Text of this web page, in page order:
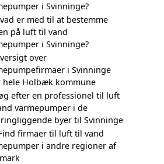
i Svinninge?
er med til at bestemme
på luft til vand
i Svinninge?
over
i Svinninge
hele Holbæk kommune
efter en professionel til luft
varmepumper i de
byer til Svinninge
firmaer til luft til vand
i andre regioner af